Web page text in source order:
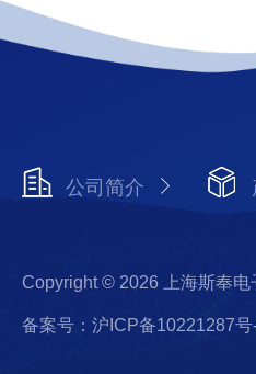
公司简介
Copyright © 2026 上海斯奉
备案号：沪ICP备10221287号